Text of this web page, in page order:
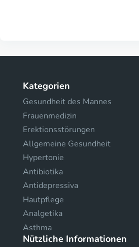
Kategorien
Gesundheit des Mannes
Frauenmedizin
Erektionsstörungen
Allgemeine Gesundheit
Hypertonie
Antibiotika
Antidepressiva
Hautpflege
Analgetika
Asthma
Nützliche Informationen